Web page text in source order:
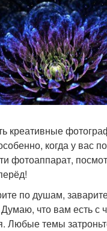
креативные
когда у вас
фотоаппарат,
по душам,
что вам есть с
Любые темы